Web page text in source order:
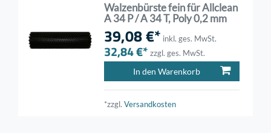
Walzenbürste fein für Allclean
A 34 P / A 34 T, Poly 0,2 mm
39,08 €* inkl. ges. MwSt.
32,84 €* zzgl. ges. MwSt.
In den Warenkorb
*zzgl.Versandkosten